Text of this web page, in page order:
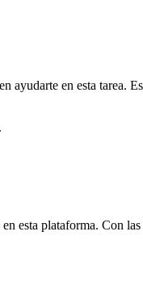
ayudarte en esta tarea.
plataforma. Con